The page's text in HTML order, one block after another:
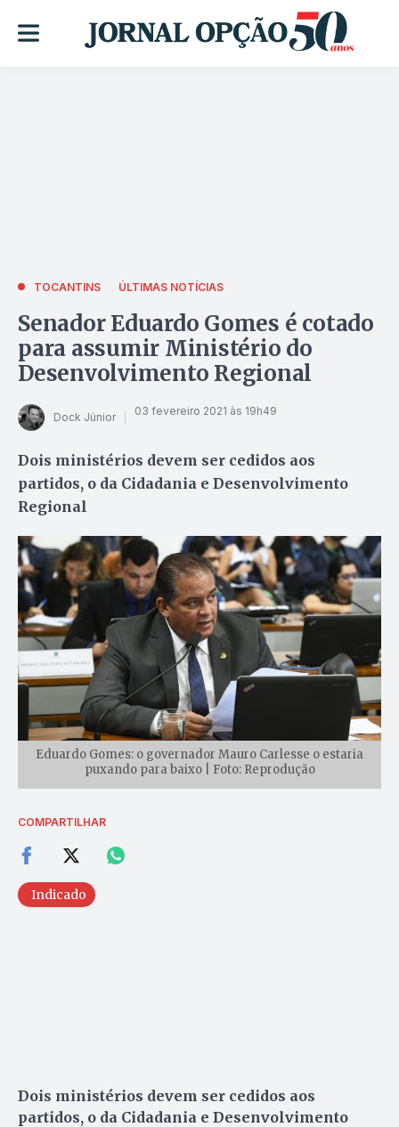
TOCANTINS ÚLTIMAS NOTÍCIAS
Senador Eduardo Gomes é cotado
para assumir Ministério do
Desenvolvimento Regional
Dock Júnior 03 fevereiro 2021 às 19h49
Dois ministérios devem ser cedidos aos
partidos, o da Cidadania e Desenvolvimento
Regional
Eduardo Gomes: o governador Mauro Carlesse o estaria
puxando para baixo | Foto: Reprodução
COMPARTILHAR
Indicado
Dois ministérios devem ser cedidos aos
partidos, o da Cidadania e Desenvolvimento